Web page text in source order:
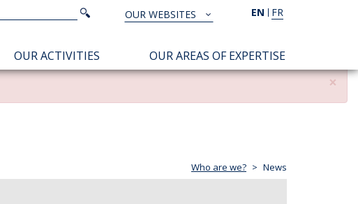
EN FR
TOUS
NOS
SITES
OUR WEBSITES
Search
Search
OUR ACTIVITIES OUR AREAS OF EXPERTISE
×
Who are we? News